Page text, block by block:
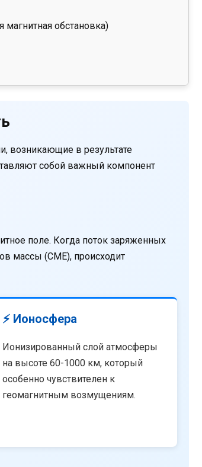
магнитная обстановка)
возникающие в результате
собой важный компонент
поле. Когда поток заряженных
массы (CME), происходит
⚡ Ионосфера
Ионизированный слой атмосферы
на высоте 60-1000 км, который
особенно чувствителен к
геомагнитным возмущениям.